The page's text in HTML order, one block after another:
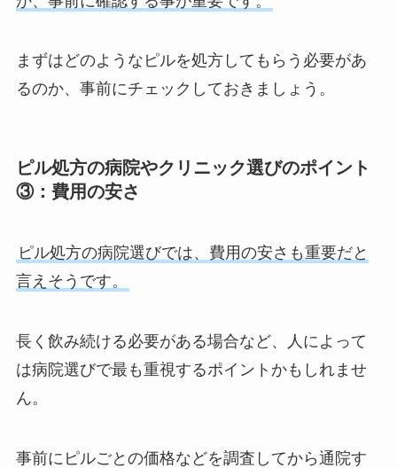
まずはどのようなピルを処方してもらう必要があ
るのか、事前にチェックしておきましょう。
ピル処方の病院やクリニック選びのポイント
③：費用の安さ
ピル処方の病院選びでは、費用の安さも重要だと
言えそうです。
長く飲み続ける必要がある場合など、人によって
は病院選びで最も重視するポイントかもしれませ
ん。
事前にピルごとの価格などを調査してから通院す